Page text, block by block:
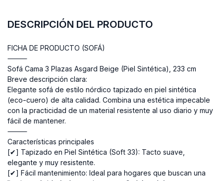
DESCRIPCIÓN DEL PRODUCTO
FICHA DE PRODUCTO (SOFÁ)
⸻
Sofá Cama 3 Plazas Asgard Beige (Piel Sintética), 233 cm
Breve descripción clara:
Elegante sofá de estilo nórdico tapizado en piel sintética
(eco-cuero) de alta calidad. Combina una estética impecable
con la practicidad de un material resistente al uso diario y muy
fácil de mantener.
⸻
Características principales
[✔] Tapizado en Piel Sintética (Soft 33): Tacto suave,
elegante y muy resistente.
[✔] Fácil mantenimiento: Ideal para hogares que buscan una